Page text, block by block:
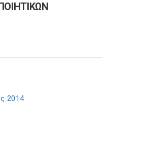
2014